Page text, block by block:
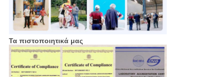
Τα πιστοποιητικά μας